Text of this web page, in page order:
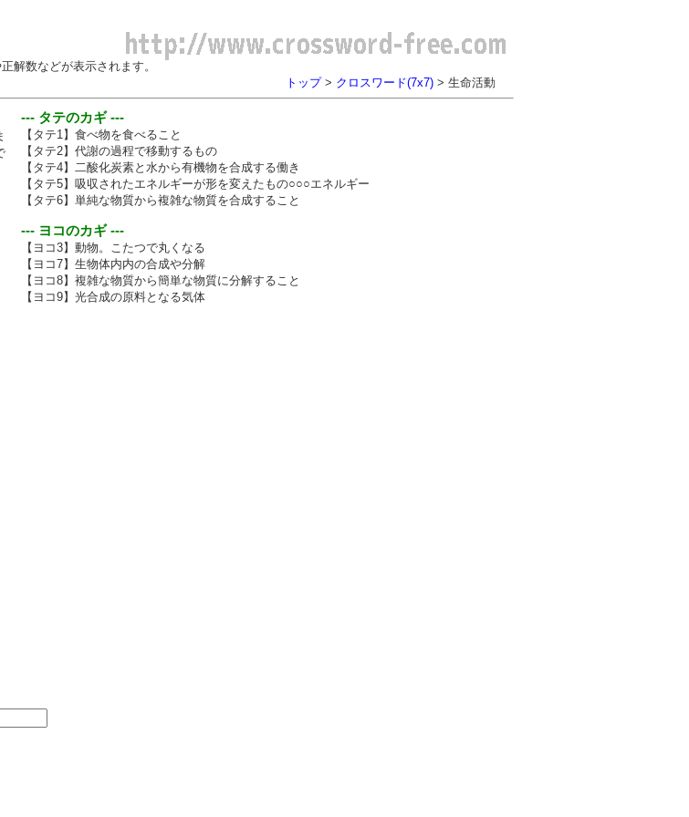
解数などが表示されます。
トップ> クロスワード(7x7) > 生命活動
--- タテのカギ ---
【タテ1】食べ物を食べること
【タテ2】代謝の過程で移動するもの
【タテ4】二酸化炭素と水から有機物を合成する働き
【タテ5】吸収されたエネルギーが形を変えたもの○○○エネルギー
【タテ6】単純な物質から複雑な物質を合成すること
--- ヨコのカギ ---
【ヨコ3】動物。こたつで丸くなる
【ヨコ7】生物体内内の合成や分解
【ヨコ8】複雑な物質から簡単な物質に分解すること
【ヨコ9】光合成の原料となる気体